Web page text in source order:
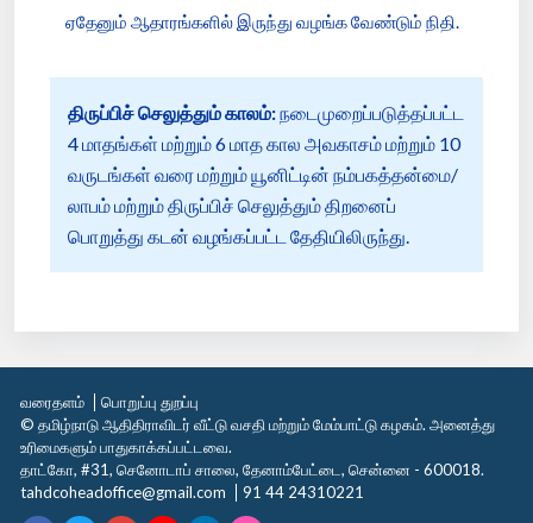
ஏதேனும் ஆதாரங்களில் இருந்து வழங்க வேண்டும் நிதி.
திருப்பிச் செலுத்தும் காலம்:நடைமுறைப்படுத்தப்பட்ட
4 மாதங்கள் மற்றும் 6 மாத கால அவகாசம் மற்றும் 10
வருடங்கள் வரை மற்றும் யூனிட்டின் நம்பகத்தன்மை/
லாபம் மற்றும் திருப்பிச் செலுத்தும் திறனைப்
பொறுத்து கடன் வழங்கப்பட்ட தேதியிலிருந்து.
வரைதளம்
பொறுப்பு துறப்பு
© தமிழ்நாடு ஆதிதிராவிடர் வீட்டு வசதி மற்றும் மேம்பாட்டு கழகம். அனைத்து
உரிமைகளும் பாதுகாக்கப்பட்டவை.
தாட்கோ, #31, செனோடாப் சாலை, தேனாம்பேட்டை, சென்னை - 600018.
tahdcoheadoffice@gmail.com
91 44 24310221